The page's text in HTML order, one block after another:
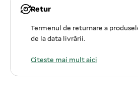
Retur
Termenul de returnare a
de la data livrării.
Citeste mai mult aici